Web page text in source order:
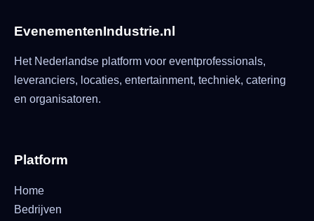
EvenementenIndustrie.nl
Het Nederlandse platform voor eventprofessionals,
leveranciers, locaties, entertainment, techniek, catering
en organisatoren.
Platform
Home
Bedrijven